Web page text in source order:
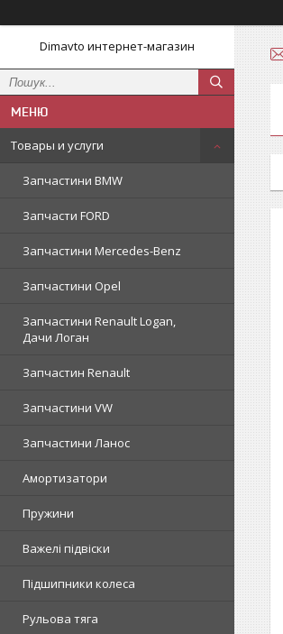
Dimavto интернет-магазин
Товары и услуги
Запчастини BMW
Запчасти FORD
Запчастини Mercedes-Benz
Запчастини Opel
Запчастини Renault Logan,
Дачи Логан
Запчастин Renault
Запчастини VW
Запчастини Ланос
Амортизатори
Пружини
Важелі підвіски
Підшипники колеса
Рульова тяга